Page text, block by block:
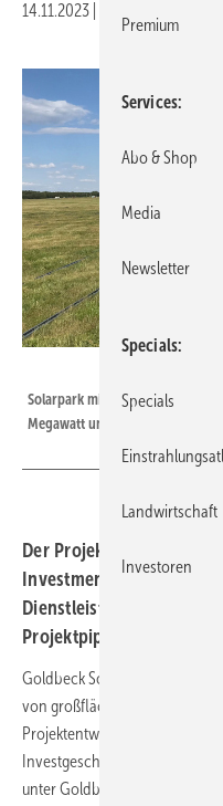
14.11.2023
Solarpark mit Batteriespeicher
Megawatt und wurde für
Der Projektierer
Investmentsparte um
Dienstleister für die
Projektpipeline ist
Goldbeck Solar ist für den
von großflächigen
Projektentwicklung und die
Investgeschäft, bisher unter
unter Goldbeck Solar
Premium
Services
Abo & Shop
Media
Newsletter
Specials
Specials
Landwirtschaft
Investoren